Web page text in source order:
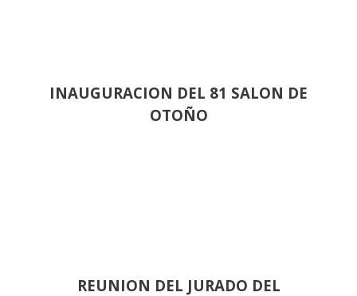
INAUGURACION DEL 81 SALON DE
OTOÑO
REUNION DEL JURADO DEL